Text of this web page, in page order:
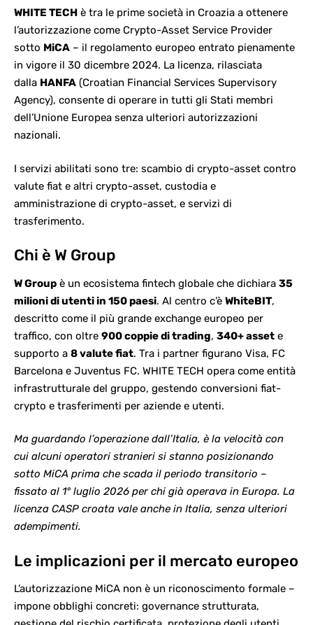
WHITE TECH è tra le prime società in Croazia a ottenere
l’autorizzazione come Crypto-Asset Service Provider
sotto MiCA – il regolamento europeo entrato pienamente
in vigore il 30 dicembre 2024. La licenza, rilasciata
dalla HANFA (Croatian Financial Services Supervisory
Agency), consente di operare in tutti gli Stati membri
dell’Unione Europea senza ulteriori autorizzazioni
nazionali.
I servizi abilitati sono tre: scambio di crypto-asset contro
valute fiat e altri crypto-asset, custodia e
amministrazione di crypto-asset, e servizi di
trasferimento.
Chi è W Group
W Group è un ecosistema fintech globale che dichiara 35
milioni di utenti in 150 paesi. Al centro c’è WhiteBIT,
descritto come il più grande exchange europeo per
traffico, con oltre 900 coppie di trading, 340+ asset e
supporto a 8 valute fiat. Tra i partner figurano Visa, FC
Barcelona e Juventus FC. WHITE TECH opera come entità
infrastrutturale del gruppo, gestendo conversioni fiat-
crypto e trasferimenti per aziende e utenti.
Ma guardando l’operazione dall’Italia, è la velocità con
cui alcuni operatori stranieri si stanno posizionando
sotto MiCA prima che scada il periodo transitorio –
fissato al 1° luglio 2026 per chi già operava in Europa. La
licenza CASP croata vale anche in Italia, senza ulteriori
adempimenti.
Le implicazioni per il mercato europeo
L’autorizzazione MiCA non è un riconoscimento formale –
impone obblighi concreti: governance strutturata,